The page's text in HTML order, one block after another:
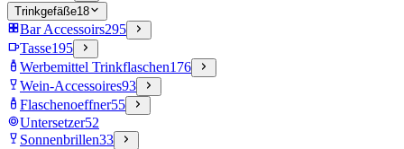
Trinkgefäße18
Bar Accessoirs295
Tasse195
Werbemittel Trinkflaschen176
Wein-Accessoires93
Flaschenoeffner55
Untersetzer52
Sonnenbrillen33